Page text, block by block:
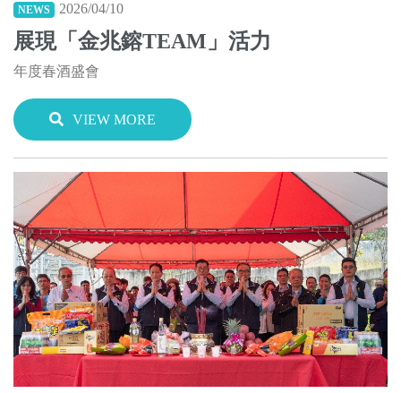
NEWS 2026/04/10
展現「金兆鎔TEAM」活力
年度春酒盛會
VIEW MORE